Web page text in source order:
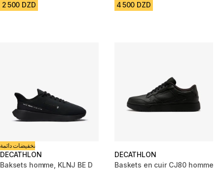
2 500 DZD 4 500 DZD
تخفيضات دائمة
DECATHLON
Baksets homme, KLNJ BE D
DECATHLON
Baskets en cuir CJ80 homme